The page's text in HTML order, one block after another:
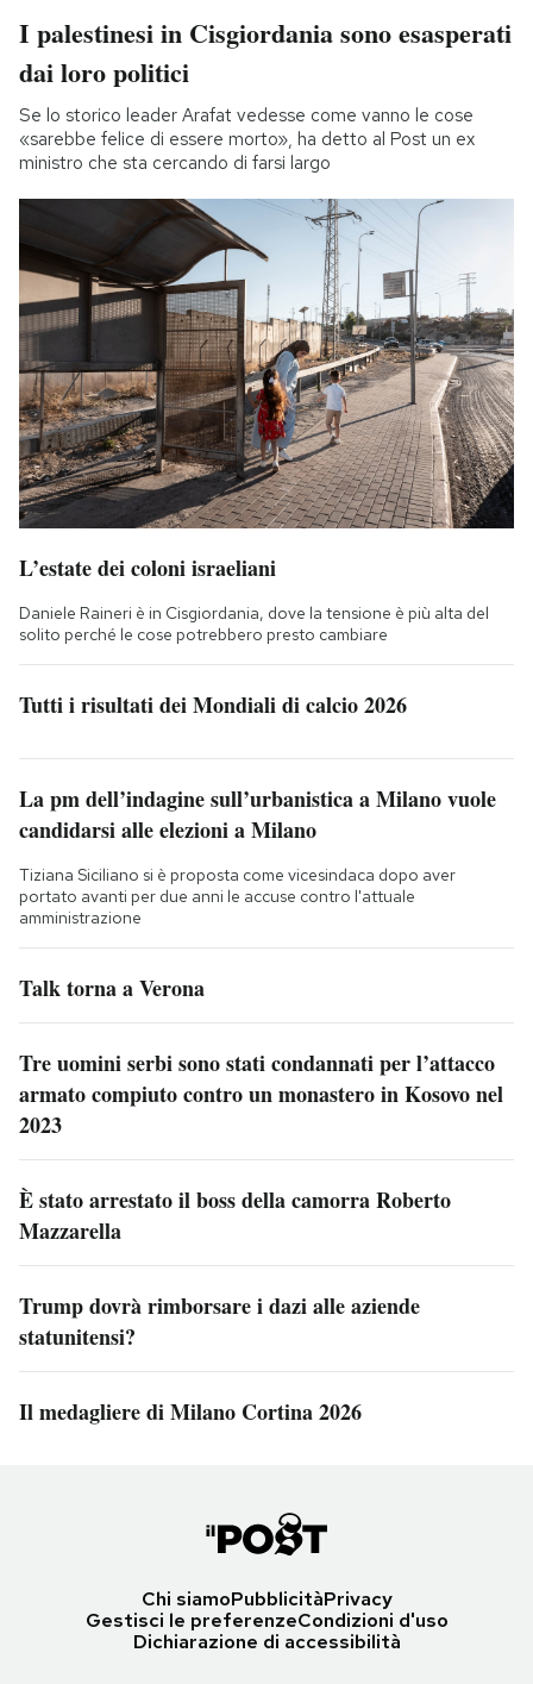
I palestinesi in Cisgiordania sono esasperati
dai loro politici
Se lo storico leader Arafat vedesse come vanno le cose
«sarebbe felice di essere morto», ha detto al Post un ex
ministro che sta cercando di farsi largo
L’estate dei coloni israeliani
Daniele Raineri è in Cisgiordania, dove la tensione è più alta del
solito perché le cose potrebbero presto cambiare
Tutti i risultati dei Mondiali di calcio 2026
La pm dell’indagine sull’urbanistica a Milano vuole
candidarsi alle elezioni a Milano
Tiziana Siciliano si è proposta come vicesindaca dopo aver
portato avanti per due anni le accuse contro l'attuale
amministrazione
Talk torna a Verona
Tre uomini serbi sono stati condannati per l’attacco
armato compiuto contro un monastero in Kosovo nel
2023
È stato arrestato il boss della camorra Roberto
Mazzarella
Trump dovrà rimborsare i dazi alle aziende
statunitensi?
Il medagliere di Milano Cortina 2026
Chi siamoPubblicitàPrivacy
Gestisci le preferenzeCondizioni d'uso
Dichiarazione di accessibilità